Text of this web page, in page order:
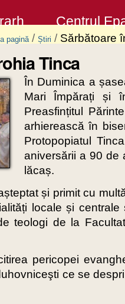
Centrul
pagină / Știri / Sărbătoare
Tinca
În Duminica a
Mari Împărați și
Preasfințitul
arhierească în
Protopopiatul
aniversării a 90 de
lăcaș.
și primit cu
locale și
teologi de la
pericopei
ce se